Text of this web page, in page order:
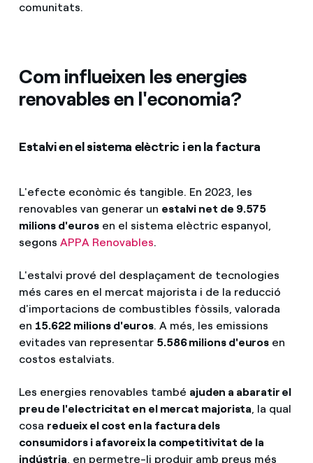
comunitats.
Com influeixen les energies
renovables en l'economia?
Estalvi en el sistema elèctric i en la factura
L'efecte econòmic és tangible. En 2023, les
renovables van generar un estalvi net de 9.575
milions d'eurosen el sistema elèctric espanyol,
segons APPA Renovables.
L'estalvi prové del desplaçament de tecnologies
més cares en el mercat majorista i de la reducció
d'importacions de combustibles fòssils, valorada
en 15.622 milions d'euros. A més, les emissions
evitades van representar 5.586 milions d'euros en
costos estalviats.
Les energies renovables també ajuden a abaratir el
preu de l'electricitat en el mercat majorista, la qual
cosa redueix el cost en la factura dels
consumidors i afavoreix la competitivitat de la
indústria, en permetre-li produir amb preus més